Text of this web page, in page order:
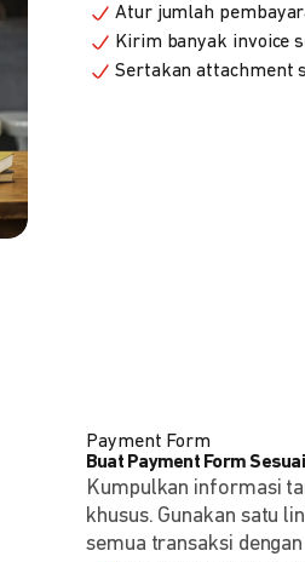
Atur jumlah
Kirim banyak invoice
Sertakan attachment
Payment Form
Buat Payment Form
Kumpulkan informasi
khusus. Gunakan satu
semua transaksi